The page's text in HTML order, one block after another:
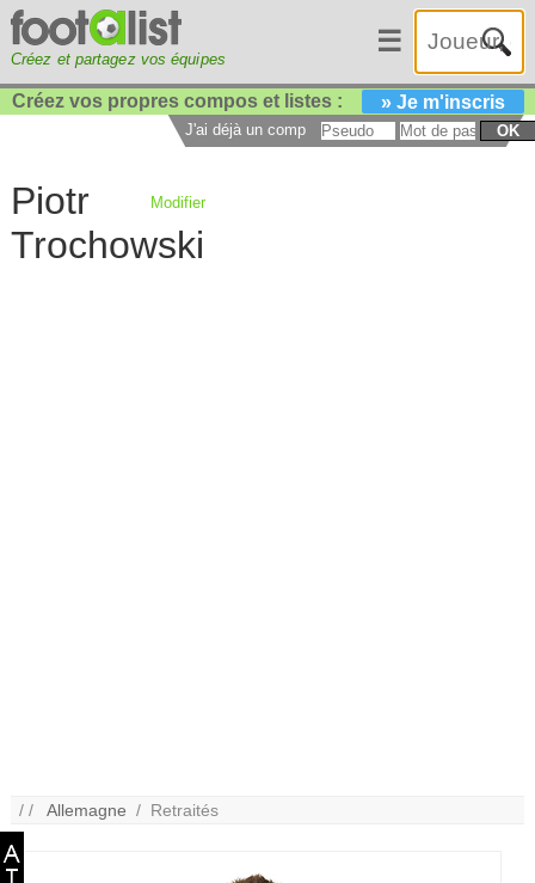
Créez et partagez vos équipes
☰
Créez vos propres compos et listes : » Je m'inscris
J'ai déjà un compte : OK
Piotr
Trochowski
Modifier
/ /Allemagne / Retraités